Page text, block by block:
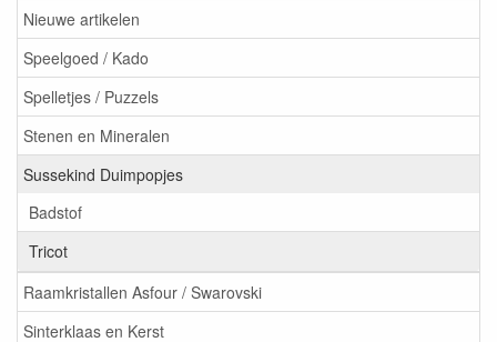
Nieuwe artikelen
Speelgoed / Kado
Spelletjes / Puzzels
Stenen en Mineralen
Sussekind Duimpopjes
Badstof
Tricot
Raamkristallen Asfour / Swarovski
Sinterklaas en Kerst